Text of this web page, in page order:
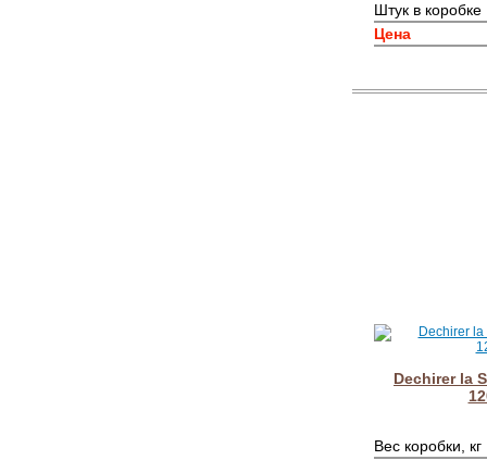
Штук в коробке
Цена
Dechirer la
Вес коробки, кг